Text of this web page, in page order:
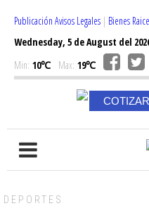
Publicación Avisos Legales | Bienes
Wednesday, 5 de August del
Min: 10℃ Max: 19℃
DEPORTES